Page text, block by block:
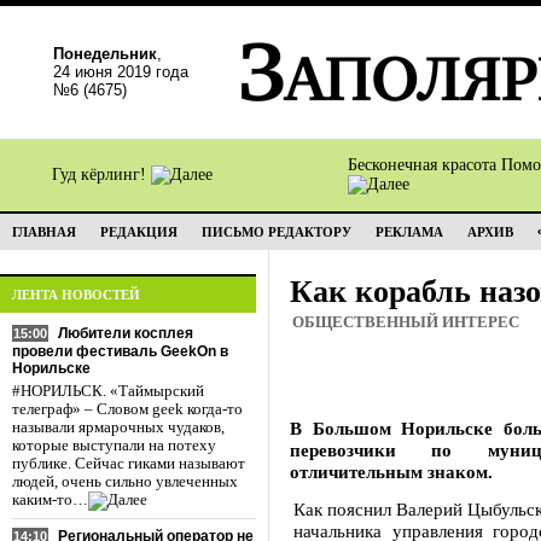
Понедельник,
24 июня 2019 года
№6 (4675)
Гуд кёрлинг!
Бесконечная красота
ГЛАВНАЯ РЕДАКЦИЯ ПИСЬМО РЕДАКТОРУ РЕКЛАМА АРХИВ
ЛЕНТА НОВОСТЕЙ
15:00
Любители косплея
провели фестиваль GeekOn в
Норильске
#НОРИЛЬСК. «Таймырский
телеграф» – Словом geek когда-то
называли ярмарочных чудаков,
которые выступали на потеху
публике. Сейчас гиками называют
людей, очень сильно увлеченных
каким-то…
14:10
Региональный оператор не
Как корабль
ОБЩЕСТВЕННЫЙ ИНТЕРЕС
В Большом Норильске
перевозчики по
отличительным знаком.
Как пояснил Валерий
начальника управления